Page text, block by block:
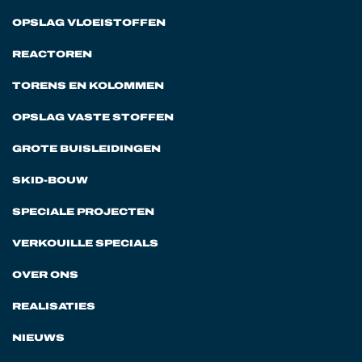
OPSLAG VLOEISTOFFEN
REACTOREN
TORENS EN KOLOMMEN
OPSLAG VASTE STOFFEN
GROTE BUISLEIDINGEN
SKID-BOUW
SPECIALE PROJECTEN
VERKOUILLE SPECIALS
OVER ONS
REALISATIES
NIEUWS